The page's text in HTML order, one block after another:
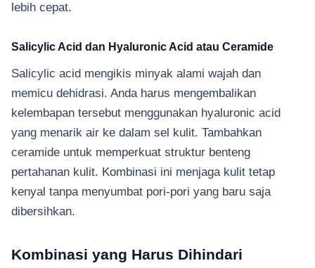
lebih cepat.
Salicylic Acid dan Hyaluronic Acid atau Ceramide
Salicylic acid mengikis minyak alami wajah dan
memicu dehidrasi. Anda harus mengembalikan
kelembapan tersebut menggunakan hyaluronic acid
yang menarik air ke dalam sel kulit. Tambahkan
ceramide untuk memperkuat struktur benteng
pertahanan kulit. Kombinasi ini menjaga kulit tetap
kenyal tanpa menyumbat pori-pori yang baru saja
dibersihkan.
Kombinasi yang Harus Dihindari